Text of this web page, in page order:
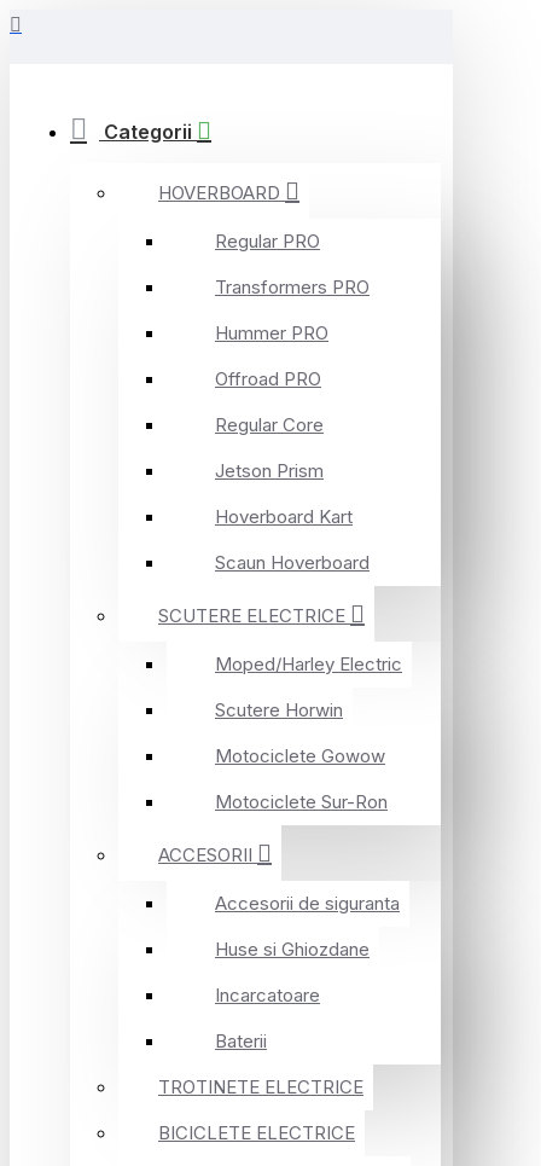
Categorii
HOVERBOARD
Regular PRO
Transformers PRO
Hummer PRO
Offroad PRO
Regular Core
Jetson Prism
Hoverboard Kart
Scaun Hoverboard
SCUTERE ELECTRICE
Moped/Harley Electric
Scutere Horwin
Motociclete Gowow
Motociclete Sur-Ron
ACCESORII
Accesorii de siguranta
Huse si Ghiozdane
Incarcatoare
Baterii
TROTINETE ELECTRICE
BICICLETE ELECTRICE